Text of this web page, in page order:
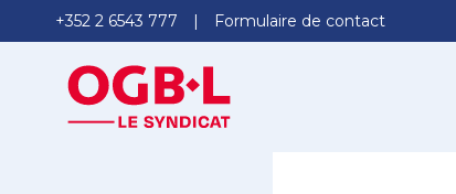
+352 2 6543 777 Formulaire de contact